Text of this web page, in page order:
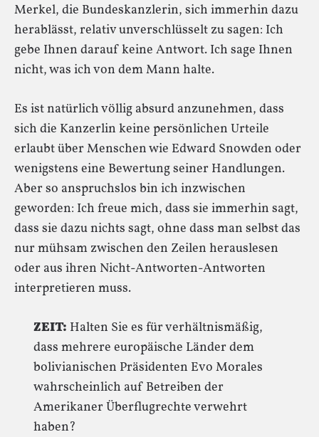
Merkel, die Bundeskanzlerin, sich immerhin dazu
herablässt, relativ unverschlüsselt zu sagen: Ich
gebe Ihnen darauf keine Antwort. Ich sage Ihnen
nicht, was ich von dem Mann halte.
Es ist natürlich völlig absurd anzunehmen, dass
sich die Kanzerlin keine persönlichen Urteile
erlaubt über Menschen wie Edward Snowden oder
wenigstens eine Bewertung seiner Handlungen.
Aber so anspruchslos bin ich inzwischen
geworden: Ich freue mich, dass sie immerhin sagt,
dass sie dazu nichts sagt, ohne dass man selbst das
nur mühsam zwischen den Zeilen herauslesen
oder aus ihren Nicht-Antworten-Antworten
interpretieren muss.
ZEIT: Halten Sie es für verhältnismäßig,
dass mehrere europäische Länder dem
bolivianischen Präsidenten Evo Morales
wahrscheinlich auf Betreiben der
Amerikaner Überflugrechte verwehrt
haben?